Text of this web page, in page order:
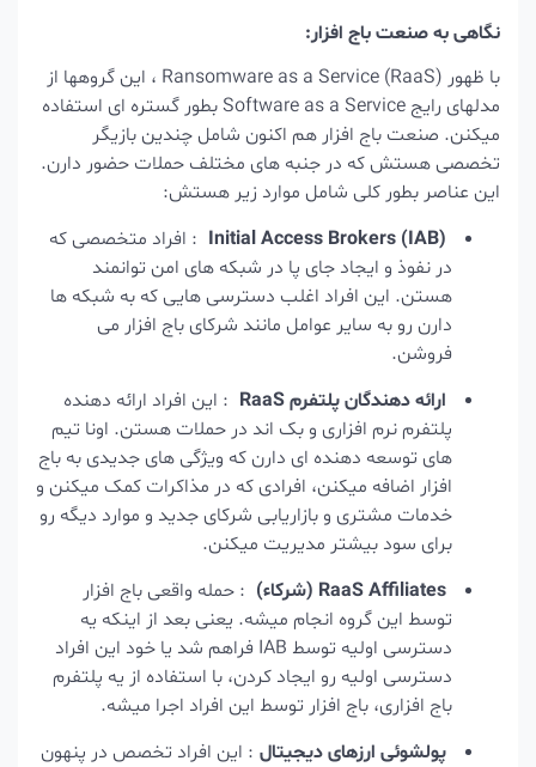
نگاهی به صنعت باج افزار:
با ظهور Ransomware as a Service (RaaS) ، این گروهها از
مدلهای رایج Software as a Service بطور گستره ای استفاده
میکنن. صنعت باج افزار هم اکنون شامل چندین بازیگر
تخصصی هستش که در جنبه های مختلف حملات حضور دارن.
این عناصر بطور کلی شامل موارد زیر هستش:
Initial Access Brokers (IAB) : افراد متخصصی که
در نفوذ و ایجاد جای پا در شبکه های امن توانمند
هستن. این افراد اغلب دسترسی هایی که به شبکه ها
دارن رو به سایر عوامل مانند شرکای باج افزار می
فروشن.
ارائه دهندگان پلتفرم RaaS
: این افراد ارائه دهنده
پلتفرم نرم افزاری و بک اند در حملات هستن. اونا تیم
های توسعه دهنده ای دارن که ویژگی های جدیدی به باج
افزار اضافه میکنن، افرادی که در مذاکرات کمک میکنن و
خدمات مشتری و بازاریابی شرکای جدید و موارد دیگه رو
برای سود بیشتر مدیریت میکنن.
RaaS Affiliates (شرکاء)
: حمله واقعی باج افزار
توسط این گروه انجام میشه. یعنی بعد از اینکه یه
دسترسی اولیه توسط IAB فراهم شد یا خود این افراد
دسترسی اولیه رو ایجاد کردن، با استفاده از یه پلتفرم
باج افزاری، باج افزار توسط این افراد اجرا میشه.
پولشوئی ارزهای دیجیتال : این افراد تخصص در پنهون